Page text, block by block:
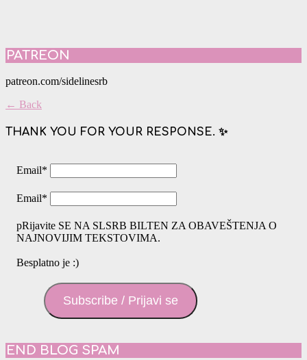
PATREON
patreon.com/sidelinesrb
← Back
THANK YOU FOR YOUR RESPONSE. ✨
Email*
Email*
pRijavite SE NA SLSRB BILTEN ZA OBAVEŠTENJA O
NAJNOVIJIM TEKSTOVIMA.
Besplatno je :)
Subscribe / Prijavi se
END BLOG SPAM